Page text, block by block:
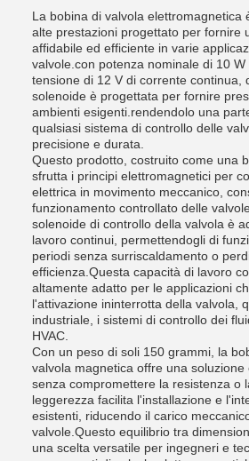
La bobina di valvola elettromagnetica
alte prestazioni progettato per fornire
affidabile ed efficiente in varie
valvole.con potenza nominale di 10
tensione di 12 V di corrente continua,
solenoide è progettata per fornire
ambienti esigenti.rendendolo una
qualsiasi sistema di controllo delle
precisione e durata.
Questo prodotto, costruito come una
sfrutta i principi elettromagnetici per
elettrica in movimento meccanico,
funzionamento controllato delle
solenoide di controllo della valvola è
lavoro continui, permettendogli di
periodi senza surriscaldamento o
efficienza.Questa capacità di lavoro
altamente adatto per le applicazioni
l'attivazione ininterrotta della valvola,
industriale, i sistemi di controllo dei
HVAC.
Con un peso di soli 150 grammi, la
valvola magnetica offre una
senza compromettere la resistenza o
leggerezza facilita l'installazione e
esistenti, riducendo il carico
valvole.Questo equilibrio tra
una scelta versatile per ingegneri e